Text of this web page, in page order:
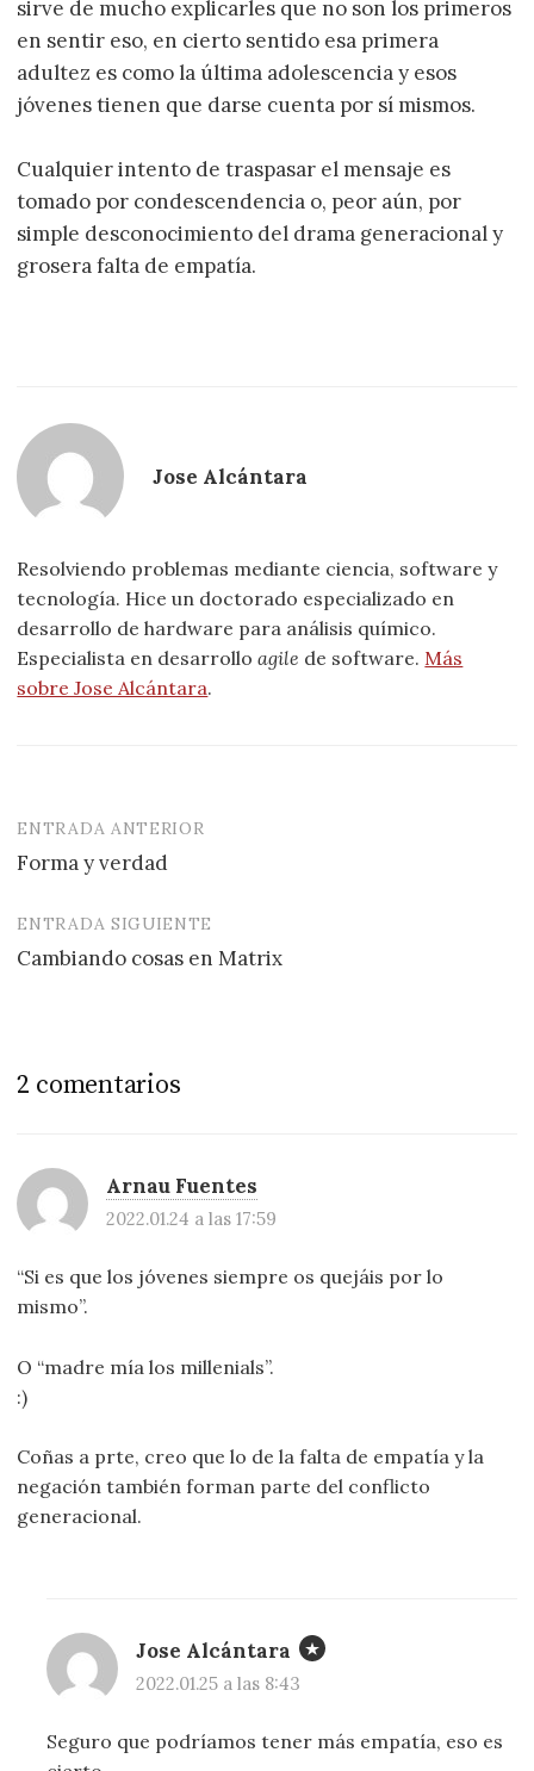
sirve de mucho explicarles que no son los primeros
en sentir eso, en cierto sentido esa primera
adultez es como la última adolescencia y esos
jóvenes tienen que darse cuenta por sí mismos.
Cualquier intento de traspasar el mensaje es
tomado por condescendencia o, peor aún, por
simple desconocimiento del drama generacional y
grosera falta de empatía.
Jose Alcántara
Resolviendo problemas mediante ciencia, software y
tecnología. Hice un doctorado especializado en
desarrollo de hardware para análisis químico.
Especialista en desarrolloagile de software. Más
sobre Jose Alcántara.
Navegación
de
entradas
ENTRADA ANTERIOR
Forma y verdad
ENTRADA SIGUIENTE
Cambiando cosas en Matrix
2 comentarios
Arnau Fuentes
2022.01.24 a las 17:59
“Si es que los jóvenes siempre os quejáis por lo
mismo”.
O “madre mía los millenials”.
:)
Coñas a prte, creo que lo de la falta de empatía y la
negación también forman parte del conflicto
generacional.
Jose Alcántara
2022.01.25 a las 8:43
Seguro que podríamos tener más empatía, eso es